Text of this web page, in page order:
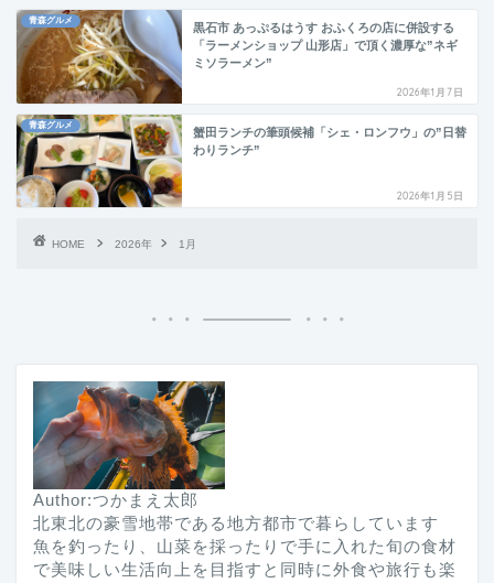
青森グルメ
黒石市 あっぷるはうす おふくろの店に併設する
「ラーメンショップ 山形店」で頂く濃厚な”ネギ
ミソラーメン”
2026年1月7日
青森グルメ
蟹田ランチの筆頭候補「シェ・ロンフウ」の”日替
わりランチ”
2026年1月5日
HOME 2026年 1月
Author:つかまえ太郎
北東北の豪雪地帯である地方都市で暮らしています
魚を釣ったり、山菜を採ったりで手に入れた旬の食材
で美味しい生活向上を目指すと同時に外食や旅行も楽